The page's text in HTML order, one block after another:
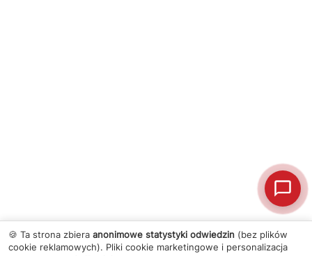
🍪 Ta strona zbiera anonimowe statystyki odwiedzin (bez plików
cookie reklamowych). Pliki cookie marketingowe i personalizacja